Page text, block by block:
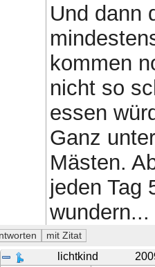
Und dann
kommen
nicht so
essen
Ganz
Mästen.
jeden Tag
wundern...
lichtkind